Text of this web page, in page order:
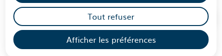
Afficher les préférences
Tout refuser
Sommaire